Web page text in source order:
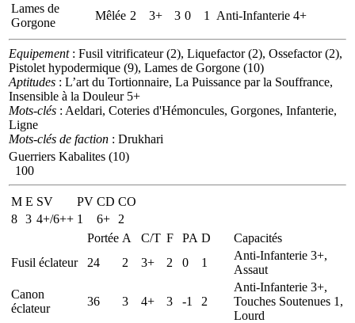
Lames de
Gorgone
Mêlée 2 3+ 3 0 1 Anti-Infanterie 4+
Equipement: Fusil vitrificateur (2), Liquefactor (2), Ossefactor (2),
Pistolet hypodermique (9), Lames de Gorgone (10)
Aptitudes : L’art du Tortionnaire, La Puissance par la Souffrance,
Insensible à la Douleur 5+
Mots-clés : Aeldari, Coteries d'Hémoncules, Gorgones, Infanterie,
Ligne
Mots-clés de faction : Drukhari
Guerriers Kabalites (10)
100
M E SV PV CD CO
8 3 4+/6++ 1 6+
2
Portée A C/T F PA D
Capacités
Fusil éclateur
24 2 3+ 2 0 1
Anti-Infanterie 3+,
Assaut
Canon
éclateur
36 3 4+ 3 -1 2
Anti-Infanterie 3+,
Touches Soutenues 1,
Lourd